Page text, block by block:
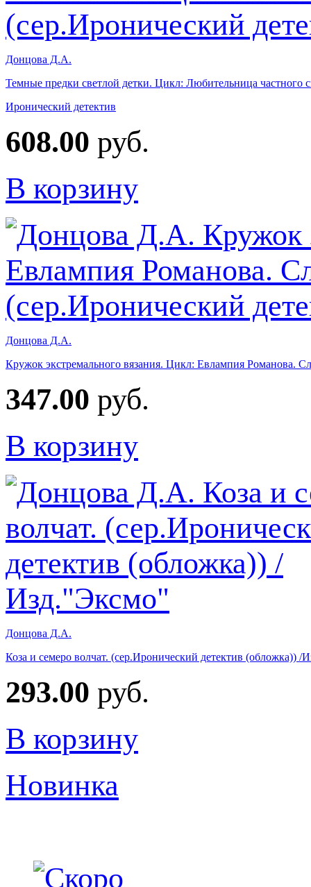
Донцова Д.А.
Темные предки светлой детки. Цикл: Любительница
Иронический детектив
608.00 руб.
В корзину
Донцова Д.А.
Кружок экстремального вязания. Цикл: Евлампия Романова.
347.00 руб.
В корзину
Донцова Д.А.
Коза и семеро волчат. (сер.Иронический детектив (обложка)) /
293.00 руб.
В корзину
Новинка